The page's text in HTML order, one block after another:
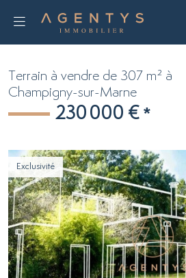
Terrain à vendre de 307 m² à
Champigny-sur-Marne
230 000 € *
Exclusivité